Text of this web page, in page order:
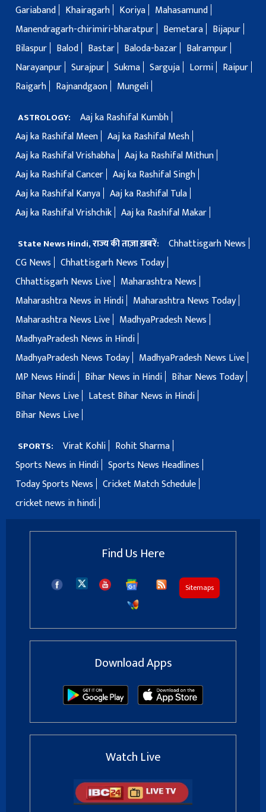
Gariaband
Khairagarh Koriya
Mahasamund
Manendragarh-chirimiri-bharatpur
Bemetara
Bijapur
Bilaspur
Balod Bastar Baloda-bazar
Balrampur
Narayanpur Surajpur Sukma Sarguja Lormi
Raipur
Raigarh
Rajnandgaon Mungeli
ASTROLOGY:
Aaj ka Rashifal Kumbh
Aaj ka Rashifal Meen Aaj ka Rashifal Mesh
Aaj ka Rashifal Vrishabha Aaj ka Rashifal Mithun
Aaj ka Rashifal Cancer Aaj ka Rashifal Singh
Aaj ka Rashifal Kanya Aaj ka Rashifal Tula
Aaj ka Rashifal Vrishchik Aaj ka Rashifal Makar
State News Hindi, राज्य की ताज़ा ख़बरें:
Chhattisgarh News
CG News
Chhattisgarh News Today
Chhattisgarh News Live
Maharashtra News
Maharashtra News in Hindi
Maharashtra News Today
Maharashtra News Live
MadhyaPradesh News
MadhyaPradesh News in Hindi
MadhyaPradesh News Today
MadhyaPradesh News Live
MP News Hindi
Bihar News in Hindi
Bihar News Today
Bihar News Live
Latest Bihar News in Hindi
Bihar News Live
SPORTS: Virat Kohli
Rohit Sharma
Sports News in Hindi Sports News Headlines
Today Sports News
Cricket Match Schedule
cricket news in hindi
Find Us Here
Sitemaps
Download Apps
Watch Live